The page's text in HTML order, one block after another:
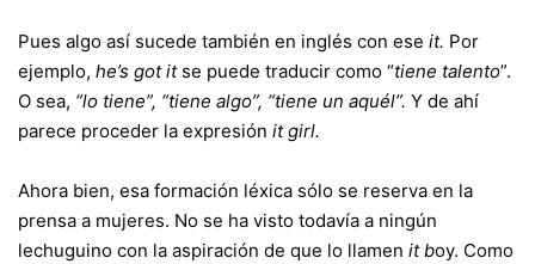
Pues algo así sucede también en inglés con ese it. Por
ejemplo, he’s got itse puede traducir como “tiene talento”.
O sea, “lo tiene”, “tiene algo”, “tiene un aquél”. Y de ahí
parece proceder la expresión it girl.
Ahora bien, esa formación léxica sólo se reserva en la
prensa a mujeres. No se ha visto todavía a ningún
lechuguino con la aspiración de que lo llamen it boy. Como